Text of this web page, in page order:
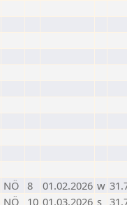
NÖ 8 01.02.2026 w
NÖ 10 01.03.2026 s